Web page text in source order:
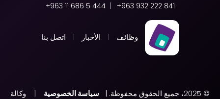
841 222 932 963+
|
444 5 686 11 963+
وظائف | الأخبار | اتصل بنا
© 2025، جميع الحقوق محفوظة. | سياسة الخصوصية | وكالة